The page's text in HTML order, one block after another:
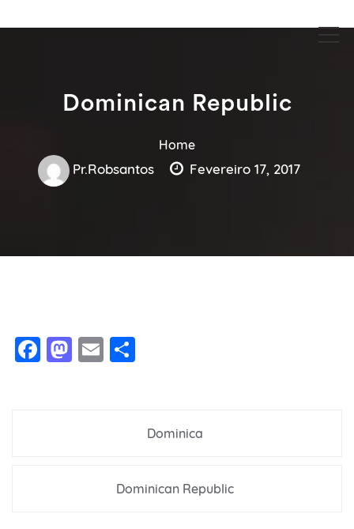
Guia Acesse encontre empresas
Dominican Republic
Home
Pr.robsantos Fevereiro 17, 2017
Facebook
Mastodon
Email
Dominica
Dominican Republic